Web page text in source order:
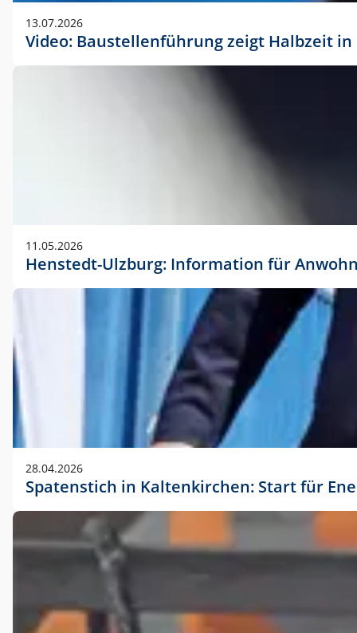
13.07.2026
Video: Baustellenführung zeigt Halbzeit
11.05.2026
Henstedt-Ulzburg: Information für
28.04.2026
Spatenstich in Kaltenkirchen: Start für